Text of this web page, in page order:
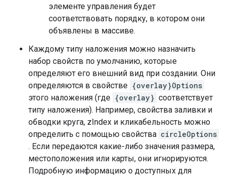
элементе управления будет
соответствовать порядку, в котором они
объявлены в массиве.
Каждому типу наложения можно назначить
набор свойств по умолчанию, которые
определяют его внешний вид при создании. Они
определяются в свойстве {overlay}Options
этого наложения (где {overlay} соответствует
типу наложения). Например, свойства заливки и
обводки круга, zIndex и кликабельность можно
определить с помощью свойства circleOptions
. Если передаются какие-либо значения размера,
местоположения или карты, они игнорируются.
Подробную информацию о доступных для